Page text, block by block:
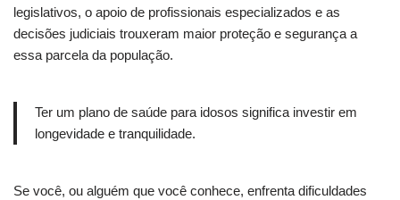
legislativos, o apoio de profissionais especializados e as
decisões judiciais trouxeram maior proteção e segurança a
essa parcela da população.
Ter um plano de saúde para idosos significa investir em
longevidade e tranquilidade.
Se você, ou alguém que você conhece, enfrenta dificuldades